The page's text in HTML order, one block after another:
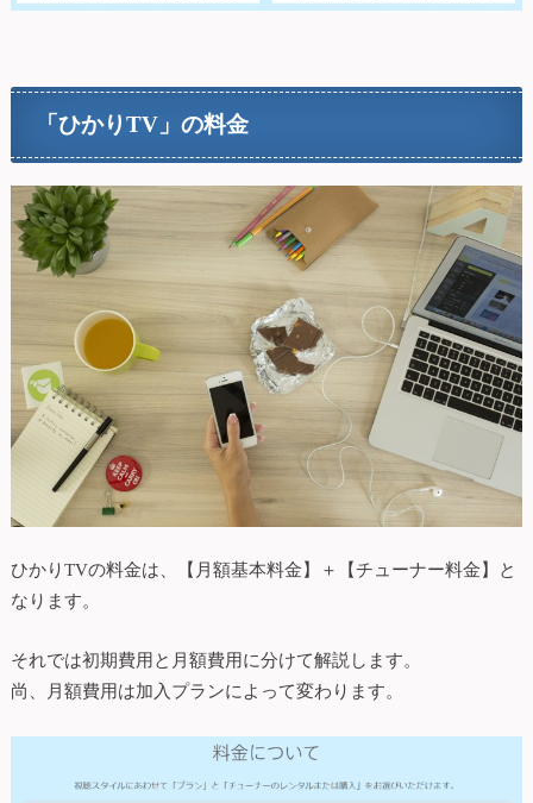
「ひかりTV」の料金
ひかりTVの料金は、【月額基本料金】＋【チューナー料金】と
なります。
それでは初期費用と月額費用に分けて解説します。
尚、月額費用は加入プランによって変わります。